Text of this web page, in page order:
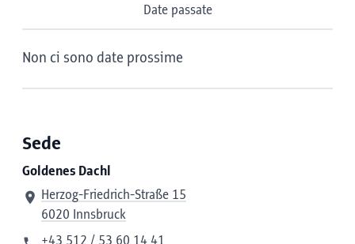
Date passate
Non ci sono date prossime
Sede
Goldenes Dachl
Herzog-Friedrich-Straße 15
6020 Innsbruck
+43 512 / 53 60 14 41